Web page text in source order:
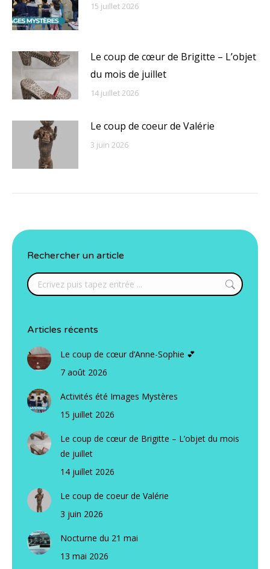
15 juillet 2026
Le coup de cœur de Brigitte – L’objet
du mois de juillet
14 juillet 2026
Le coup de coeur de Valérie
3 juin 2026
Rechercher un article
Search:
Articles récents
Le coup de cœur d’Anne-Sophie 💕
7 août 2026
Activités été Images Mystères
15 juillet 2026
Le coup de cœur de Brigitte – L’objet du mois
de juillet
14 juillet 2026
Le coup de coeur de Valérie
3 juin 2026
Nocturne du 21 mai
13 mai 2026